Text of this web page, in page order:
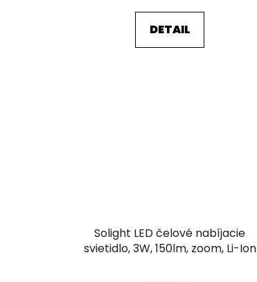
DETAIL
Solight LED čelové nabíjacie
svietidlo, 3W, 150lm, zoom, Li-Ion